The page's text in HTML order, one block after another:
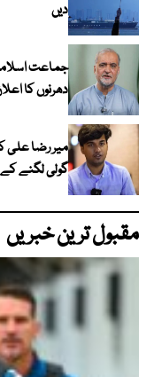
دیں
دھرنوں کا
میر رضا علی
گولی لگنے
مقبول ترین خبریں